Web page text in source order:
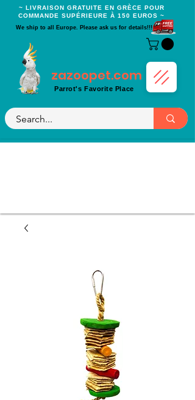
~ LIVRAISON GRATUITE EN GRÈCE POUR
COMMANDE SUPÉRIEURE À 150 EUROS ~
We ship to all Europe. Please ask us for details!!!
zazoopet.com
Parrot's Favorite Place